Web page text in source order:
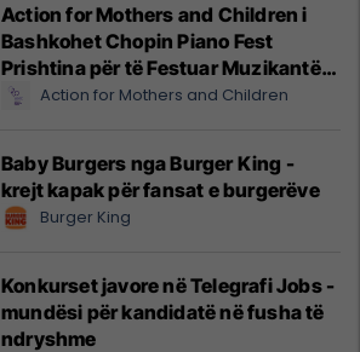
Action for Mothers and Children i
Bashkohet Chopin Piano Fest
Prishtina për të Festuar Muzikantët
e Rinj më 3 qershor
Action for Mothers and Children
Baby Burgers nga Burger King -
krejt kapak për fansat e burgerëve
Burger King
Konkurset javore në Telegrafi Jobs -
mundësi për kandidatë në fusha të
ndryshme